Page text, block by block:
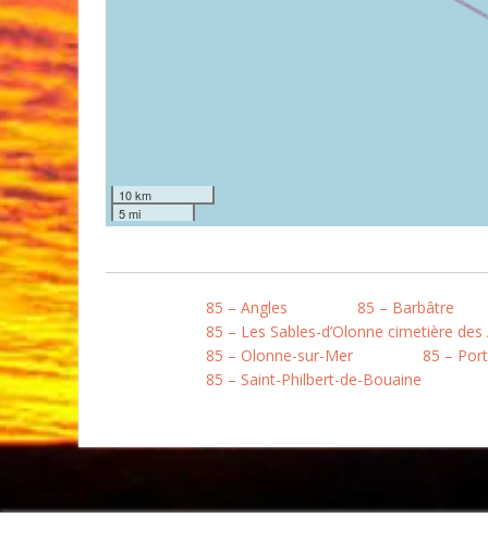
10 km
5 mi
85 – Angles
85 – Barbâtre
85 – Les Sables-d’Olonne cimetière des
85 – Olonne-sur-Mer
85 –
85 – Saint-Philbert-de-Bouaine